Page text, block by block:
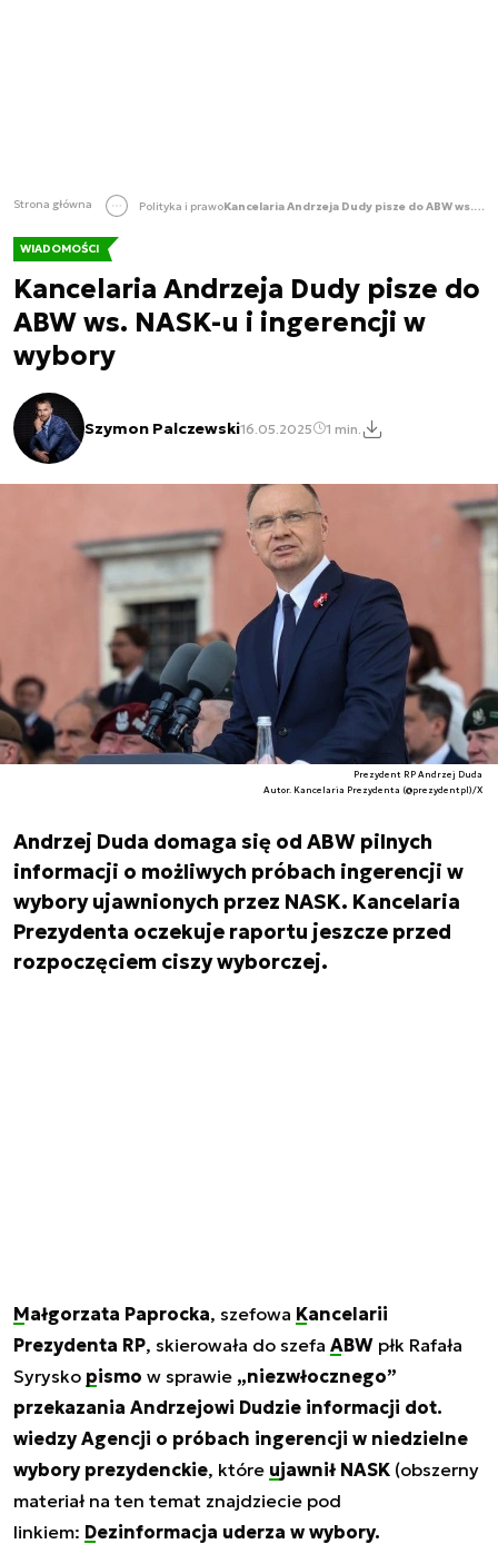
Strona główna Polityka i prawo Kancelaria Andrzeja Dudy pisze do ABW ws. NASK-u i ingerencji w wybory
WIADOMOŚCI
Kancelaria Andrzeja Dudy pisze do
ABW ws. NASK-u i ingerencji w
wybory
Szymon Palczewski16.05.2025 1 min.
Prezydent RP Andrzej Duda
Autor. Kancelaria Prezydenta (@prezydentpl)/X
Andrzej Duda domaga się od ABW pilnych
informacji o możliwych próbach ingerencji w
wybory ujawnionych przez NASK. Kancelaria
Prezydenta oczekuje raportu jeszcze przed
rozpoczęciem ciszy wyborczej.
Małgorzata Paprocka, szefowa Kancelarii
Prezydenta RP, skierowała do szefa ABW płk Rafała
Syrysko pismo w sprawie „niezwłocznego”
przekazania Andrzejowi Dudzie informacji dot.
wiedzy Agencji o próbach ingerencji w niedzielne
wybory prezydenckie, które ujawnił NASK (obszerny
materiał na ten temat znajdziecie pod
linkiem: Dezinformacja uderza w wybory.